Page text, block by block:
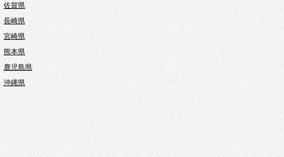
佐賀県
長崎県
宮崎県
熊本県
鹿児島県
沖縄県